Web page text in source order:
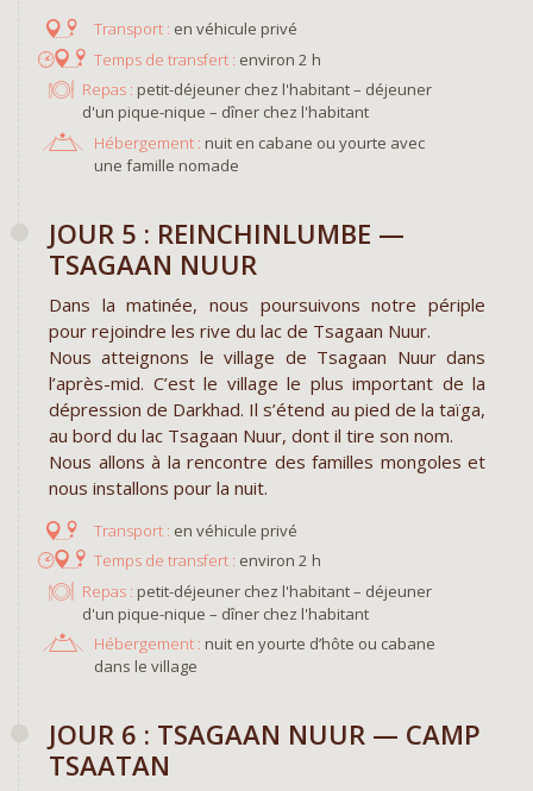
en véhicule privé
environ 2 h
Repas : petit-déjeuner chez l'habitant – déjeuner
d'un pique-nique – dîner chez l'habitant
Hébergement : nuit en cabane ou yourte avec
une famille nomade
JOUR 5 : REINCHINLUMBE —
TSAGAAN NUUR
Dans la matinée, nous poursuivons notre périple
pour rejoindre les rive du lac de Tsagaan Nuur.
Nous atteignons le village de Tsagaan Nuur dans
l’après-mid. C’est le village le plus important de la
dépression de Darkhad. Il s’étend au pied de la taïga,
au bord du lac Tsagaan Nuur, dont il tire son nom.
Nous allons à la rencontre des familles mongoles et
nous installons pour la nuit.
en véhicule privé
environ 2 h
Repas : petit-déjeuner chez l'habitant – déjeuner
d'un pique-nique – dîner chez l'habitant
Hébergement : nuit en yourte d’hôte ou cabane
dans le village
JOUR 6 : TSAGAAN NUUR — CAMP
TSAATAN